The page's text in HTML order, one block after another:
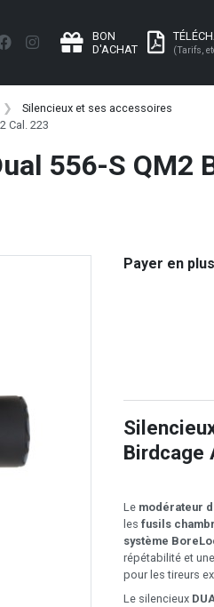
BON
D'ACHAT
(Tarifs,
Silencieux et ses accessoires
Cal. 223
556-S QM2
Payer en
Birdcage
Le modérateur
les fusils
système
répétabilité et
pour les tireurs
Le silencieux